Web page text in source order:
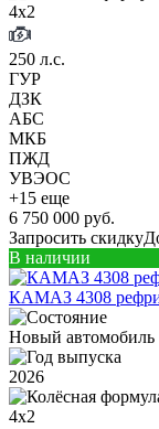
4х2
250 л.с.
ГУР
ДЗК
АБС
МКБ
ПЖД
УВЭОС
+15 еще
6 750 000 руб.
Запросить скидку
В наличии
КАМАЗ 4308
Новый автомобиль
2026
4х2